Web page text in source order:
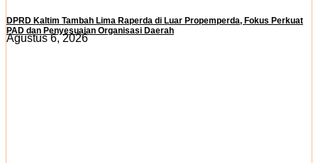
DPRD Kaltim Tambah Lima Raperda di Luar Propemperda, Fokus Perkuat
PAD dan Penyesuaian Organisasi Daerah
Agustus 6, 2026